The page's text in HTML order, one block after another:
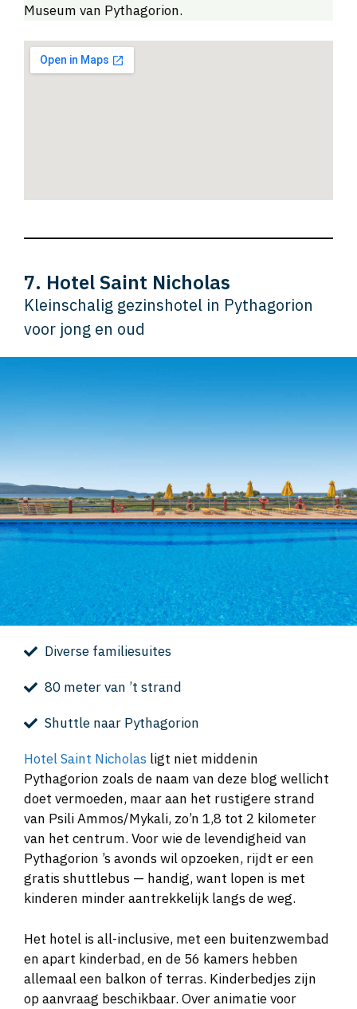
Museum van Pythagorion.
7. Hotel Saint Nicholas
Kleinschalig gezinshotel in Pythagorion
voor jong en oud
Diverse familiesuites
80 meter van ’t strand
Shuttle naar Pythagorion
Hotel Saint Nicholas ligt niet middenin
Pythagorion zoals de naam van deze blog wellicht
doet vermoeden, maar aan het rustigere strand
van Psili Ammos/Mykali, zo’n 1,8 tot 2 kilometer
van het centrum. Voor wie de levendigheid van
Pythagorion ’s avonds wil opzoeken, rijdt er een
gratis shuttlebus — handig, want lopen is met
kinderen minder aantrekkelijk langs de weg.
Het hotel is all-inclusive, met een buitenzwembad
en apart kinderbad, en de 56 kamers hebben
allemaal een balkon of terras. Kinderbedjes zijn
op aanvraag beschikbaar. Over animatie voor